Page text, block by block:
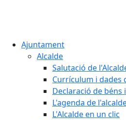
Ajuntament
Alcalde
Salutació de
Currículum i dades
Declaració de béns
L'agenda de
L'Alcalde en un clic